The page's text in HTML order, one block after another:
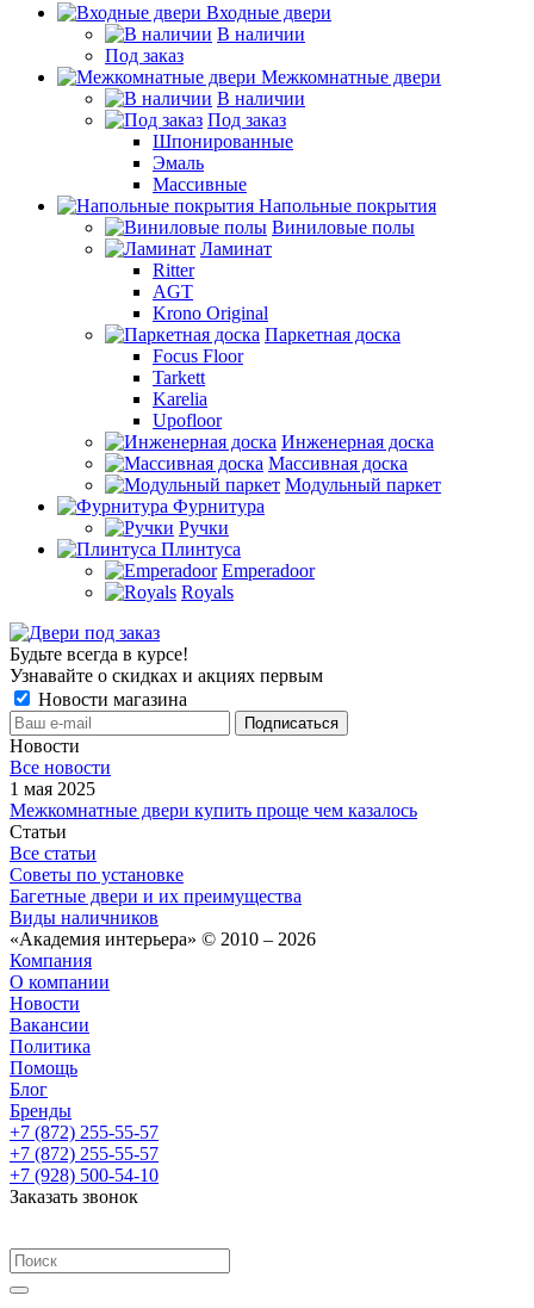
Входные двери
В наличии
Под заказ
Межкомнатные двери
В наличии
Под заказ
Шпонированные
Эмаль
Массивные
Напольные покрытия
Виниловые полы
Ламинат
Ritter
AGT
Krono Original
Паркетная доска
Focus Floor
Tarkett
Karelia
Upofloor
Инженерная доска
Массивная доска
Модульный паркет
Фурнитура
Ручки
Плинтуса
Emperadoor
Royals
Будьте всегда в курсе!
Узнавайте о скидках и акциях первым
Новости магазина
Новости
Все новости
1 мая 2025
Межкомнатные двери купить проще чем казалось
Статьи
Все статьи
Советы по установке
Багетные двери и их преимущества
Виды наличников
«Академия интерьера» © 2010 – 2026
Компания
О компании
Новости
Вакансии
Политика
Помощь
Блог
Бренды
+7 (872) 255-55-57
+7 (872) 255-55-57
+7 (928) 500-54-10
Заказать звонок